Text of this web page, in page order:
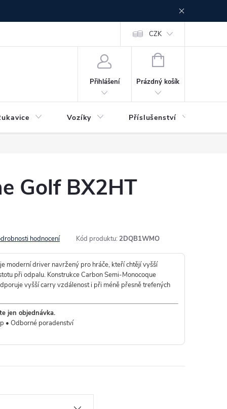
CZK
Přihlášení
NÁKUPNÍ
Prázdný košík
Vozíky Příslušenství
Golf BX2HT
hodnocení Kód produktu: 2DQB1WMO
moderní driver navržený pro hráče, kteří chtějí vyšší
při odpalu. Konstrukce Carbon Semi-Monocoque
vyšší carry vzdálenost i při méně přesně trefených
jen objednávka.
• Odborné poradenství